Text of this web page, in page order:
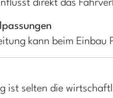
direkt das
kann beim Einbau
ist selten die